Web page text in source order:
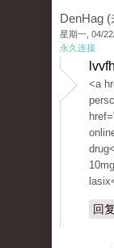
DenHag
星期一, 04/
永久连接
<a
回复